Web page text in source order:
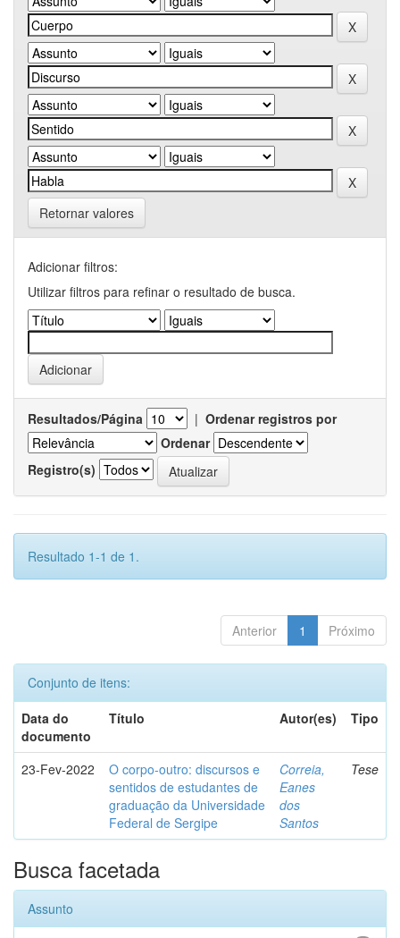
Retornar valores
Adicionar filtros:
Utilizar filtros para refinar o resultado de busca.
Resultados/Página | Ordenar registros por
Ordenar
Registro(s)
Resultado 1-1 de 1.
Anterior 1 Próximo
Conjunto de itens:
Data do
documento
Título Autor(es) Tipo
23-Fev-2022
O corpo-outro: discursos e
sentidos de estudantes de
graduação da Universidade
Federal de Sergipe
Correia,
Eanes
dos
Santos
Tese
Busca facetada
Assunto